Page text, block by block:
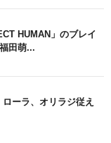
HUMAN」のブレイ
田萌...
ーラ、オリラジ従え